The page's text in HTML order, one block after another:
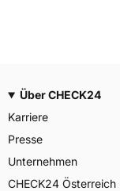
Über CHECK24
Karriere
Presse
Unternehmen
CHECK24 Österreich